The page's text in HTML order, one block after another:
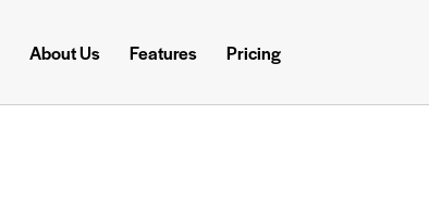
About Us Features Pricing